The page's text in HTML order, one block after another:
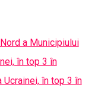
a Municipiului
în top 3 în
Ucrainei, în top 3 în